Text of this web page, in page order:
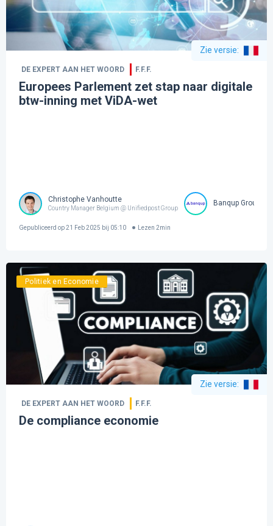
Zie versie:
DE EXPERT AAN HET WOORD F.F.F.
Europees Parlement zet stap naar digitale
btw-inning met ViDA-wet
Christophe Vanhoutte
Country Manager Belgium @ Unifiedpost Group
Banqup Group
Gepubliceerd op21 Feb 2025 bij 05:10 Lezen 2min
Politiek en Economie
Zie versie:
DE EXPERT AAN HET WOORD F.F.F.
De compliance economie